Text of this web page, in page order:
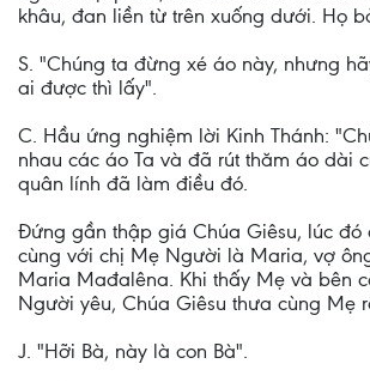
khâu, đan liền từ trên xuống dưới. Họ
S. "Chúng ta đừng xé áo này, nhưng
ai được thì lấy".
C. Hầu ứng nghiệm lời Kinh Thánh:
nhau các áo Ta và đã rút thăm áo dài
quân lính đã làm điều đó.
Ðứng gần thập giá Chúa Giêsu, lúc đó
cùng với chị Mẹ Người là Maria, vợ
Maria Mađalêna. Khi thấy Mẹ và bên
Người yêu, Chúa Giêsu thưa cùng Mẹ
J. "Hỡi Bà, này là con Bà".